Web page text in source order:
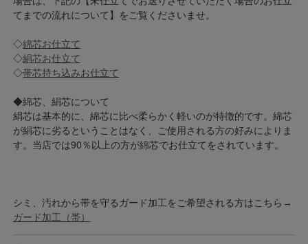
てまでの流れについて】をご覧くださいませ。
◇綿芯お仕立て
◇絹芯お仕立て
◇帯芯持ち込みお仕立て
◆綿芯、絹芯について
絹芯は基本的に、綿芯に比べ柔らかく軽いのが特徴的です。綿芯
が絹芯に劣るということはなく、ご使用される方の好みによりま
す。当店では90％以上の方が綿芯でお仕立てをされています。
シミ、汚れから帯を守るガード加工をご希望される方はこちら→
ガード加工（帯）